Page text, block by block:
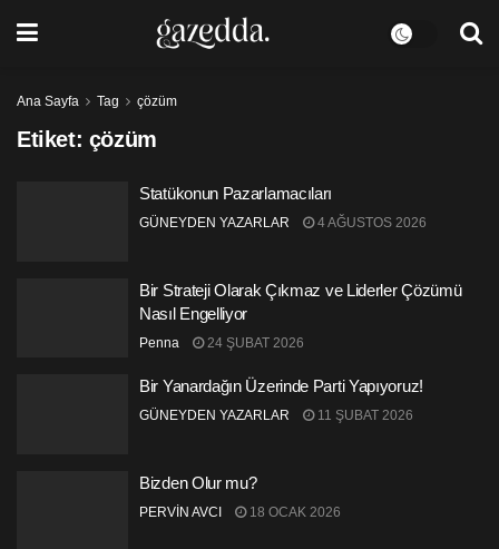
Ana Sayfa Tag çözüm
Etiket: çözüm
Statükonun Pazarlamacıları
GÜNEYDEN YAZARLAR 4 AĞUSTOS 2026
Bir Strateji Olarak Çıkmaz ve Liderler Çözümü
Nasıl Engelliyor
Penna 24 ŞUBAT 2026
Bir Yanardağın Üzerinde Parti Yapıyoruz!
GÜNEYDEN YAZARLAR 11 ŞUBAT 2026
Bizden Olur mu?
PERVİN AVCI 18 OCAK 2026